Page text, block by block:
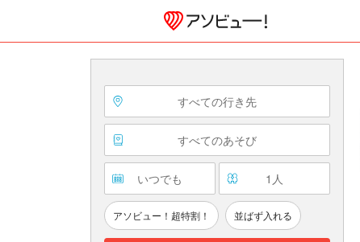
すべての行き先
すべてのあそび
いつでも 1 人
アソビュー！超特割！ 並ばず入れる